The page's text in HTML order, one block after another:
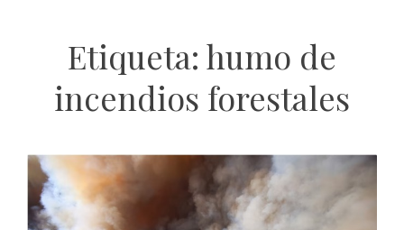
Etiqueta: humo de
incendios forestales